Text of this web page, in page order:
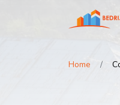
Home